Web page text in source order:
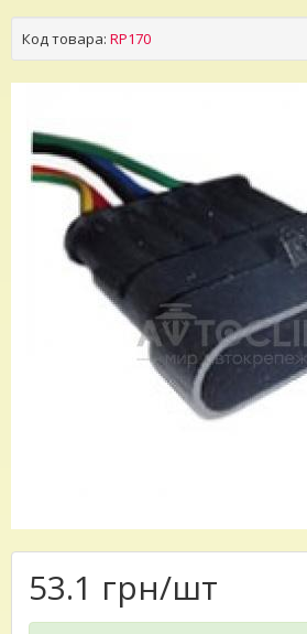
Код товара: RP170
53.1 грн/шт